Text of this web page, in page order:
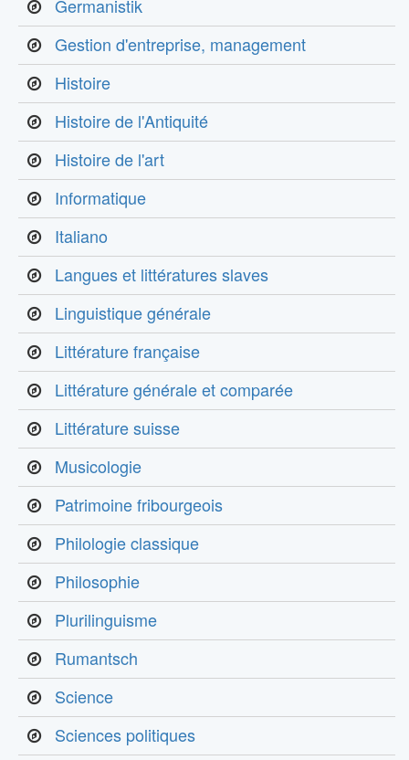
Germanistik
Gestion d'entreprise, management
Histoire
Histoire de l'Antiquité
Histoire de l'art
Informatique
Italiano
Langues et littératures slaves
Linguistique générale
Littérature française
Littérature générale et comparée
Littérature suisse
Musicologie
Patrimoine fribourgeois
Philologie classique
Philosophie
Plurilinguisme
Rumantsch
Science
Sciences politiques